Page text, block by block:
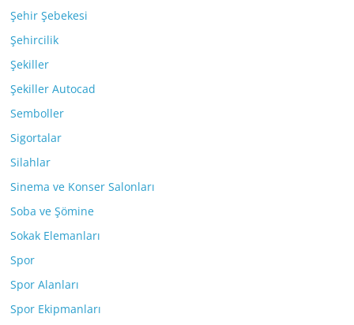
Şehir Şebekesi
Şehircilik
Şekiller
Şekiller Autocad
Semboller
Sigortalar
Silahlar
Sinema ve Konser Salonları
Soba ve Şömine
Sokak Elemanları
Spor
Spor Alanları
Spor Ekipmanları